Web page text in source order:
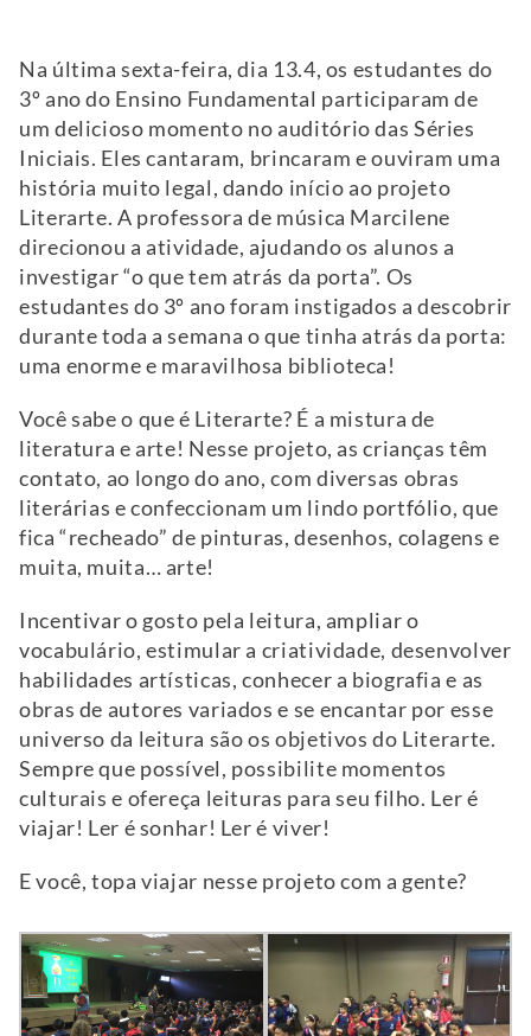
Na última sexta-feira, dia 13.4, os estudantes do
3º ano do Ensino Fundamental participaram de
um delicioso momento no auditório das Séries
Iniciais. Eles cantaram, brincaram e ouviram uma
história muito legal, dando início ao projeto
Literarte. A professora de música Marcilene
direcionou a atividade, ajudando os alunos a
investigar “o que tem atrás da porta”. Os
estudantes do 3º ano foram instigados a descobrir
durante toda a semana o que tinha atrás da porta:
uma enorme e maravilhosa biblioteca!
Você sabe o que é Literarte? É a mistura de
literatura e arte! Nesse projeto, as crianças têm
contato, ao longo do ano, com diversas obras
literárias e confeccionam um lindo portfólio, que
fica “recheado” de pinturas, desenhos, colagens e
muita, muita… arte!
Incentivar o gosto pela leitura, ampliar o
vocabulário, estimular a criatividade, desenvolver
habilidades artísticas, conhecer a biografia e as
obras de autores variados e se encantar por esse
universo da leitura são os objetivos do Literarte.
Sempre que possível, possibilite momentos
culturais e ofereça leituras para seu filho. Ler é
viajar! Ler é sonhar! Ler é viver!
E você, topa viajar nesse projeto com a gente?